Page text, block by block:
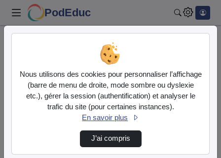
PodEduc
Webinaire 4 engagement actif_sciences.m4v
Lire
Nous utilisons des cookies pour personnaliser l’affichage
(barre de menu de droite, mode sombre ou dyslexie
etc.), gérer la session (authentification) et analyser le
trafic du site (pour certaines instances).
En savoir plus
J’ai compris